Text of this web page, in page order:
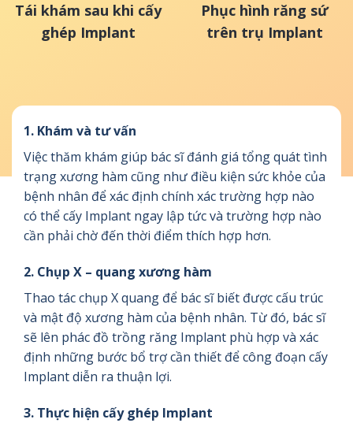
Tái khám sau khi cấy
ghép Implant
Phục hình răng sứ
trên trụ Implant
1. Khám và tư vấn
Việc thăm khám giúp bác sĩ đánh giá tổng quát tình
trạng xương hàm cũng như điều kiện sức khỏe của
bệnh nhân để xác định chính xác trường hợp nào
có thể cấy Implant ngay lập tức và trường hợp nào
cần phải chờ đến thời điểm thích hợp hơn.
2. Chụp X – quang xương hàm
Thao tác chụp X quang để bác sĩ biết được cấu trúc
và mật độ xương hàm của bệnh nhân. Từ đó, bác sĩ
sẽ lên phác đồ trồng răng Implant phù hợp và xác
định những bước bổ trợ cần thiết để công đoạn cấy
Implant diễn ra thuận lợi.
3. Thực hiện cấy ghép Implant